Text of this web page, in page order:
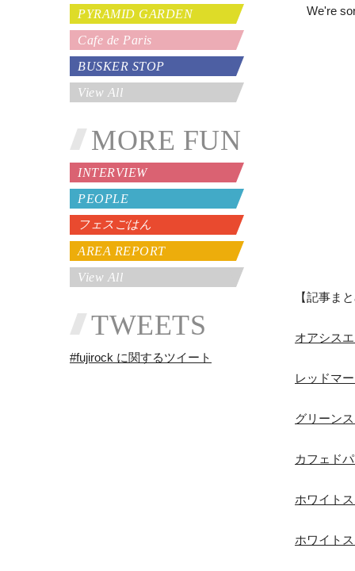
PYRAMID GARDEN
Cafe de Paris
BUSKER STOP
View All
MORE FUN
INTERVIEW
PEOPLE
フェスごはん
AREA REPORT
View All
TWEETS
#fujirock に関するツイート
【記事ま
オアシス
レッドマ
グリーン
カフェド
ホワイト
ホワイト